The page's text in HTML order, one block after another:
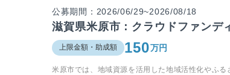
公募期間：2026/06/29~2026/08/18
滋賀県米原市：クラウドファンデ
上限金額・助成額 150万円
米原市では、地域資源を活用した地域活性化やふ